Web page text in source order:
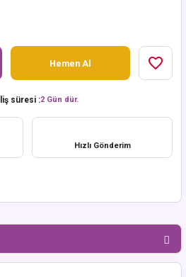
Hemen Al
süresi :2 Gün dür.
Hızlı Gönderim